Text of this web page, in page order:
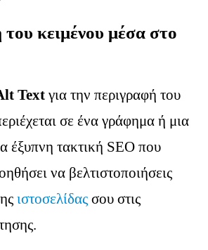
κειμένου μέσα στο
Text για την περιγραφή του
σε ένα γράφημα ή μια
έξυπνη τακτική SEO που
να βελτιστοποιήσεις
ιστοσελίδας σου στις